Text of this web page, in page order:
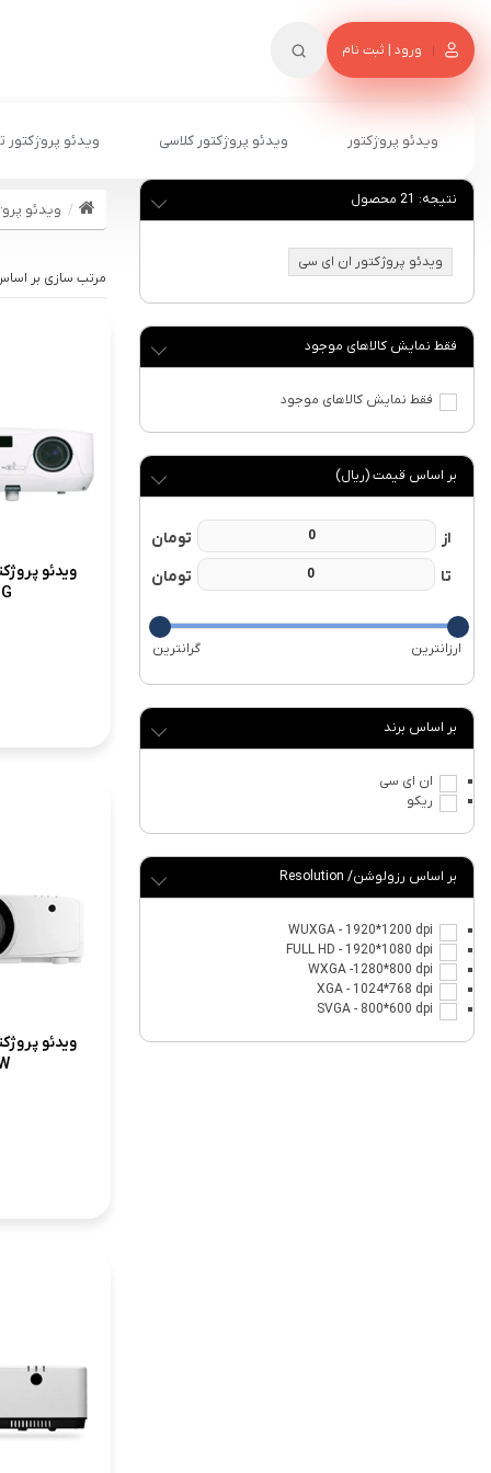
ورود | ثبت نام
ویدئو پروژکتور ویدئو پروژکتور کلاسی ویدئو پروژکتور
ویدئو
نتیجه: 21 محصول
ویدئو پروژکتور ان ای سی
فقط نمایش کالاهای موجود
فقط نمایش کالاهای موجود
بر اساس قیمت (ریال)
برند
ان ای سی
ریکو
رزولوشن/ Resolution
WUXGA - 1920*1200 dpi
FULL HD - 1920*1080 dpi
WXGA -1280*800 dpi
XGA - 1024*768 dpi
SVGA - 800*600 dpi